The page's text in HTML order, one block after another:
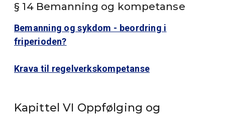
§ 14 Bemanning og kompetanse
Bemanning og sykdom - beordring i
friperioden?
Krava til regelverkskompetanse
Kapittel VI Oppfølging og